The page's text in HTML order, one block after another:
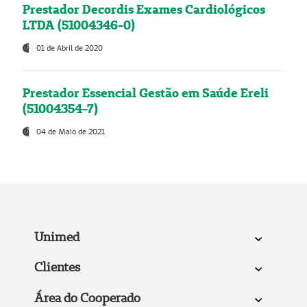
Prestador Decordis Exames Cardiológicos
LTDA (51004346-0)
01 de Abril de 2020
Prestador Essencial Gestão em Saúde Ereli
(51004354-7)
04 de Maio de 2021
Unimed
Clientes
Área do Cooperado